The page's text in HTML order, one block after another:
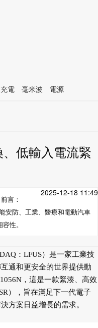
電 毫米波
電源
低輸入電流緊
2025-12-18 11:49
前言：
安防、工業、醫療和電動汽車
性。
：LFUS）是一家工業技
通和更安全的世界提供動
，這是一款緊湊、高效
），旨在滿足下一代電子
方案日益增長的需求。